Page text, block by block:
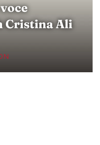
Cristina Ali